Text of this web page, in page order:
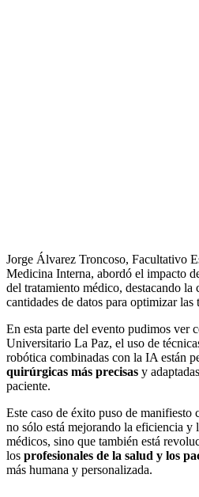
Jorge Álvarez Troncoso, Facultativo
Medicina Interna, abordó el impacto
del tratamiento médico, destacando la
cantidades de datos para optimizar las
En esta parte del evento pudimos ver
Universitario La Paz, el uso de
robótica combinadas con la IA están
quirúrgicas más precisas y
paciente.
Este caso de éxito puso de
no sólo está mejorando la eficiencia y
médicos, sino que también está
los profesionales de la salud y los
más humana y personalizada.